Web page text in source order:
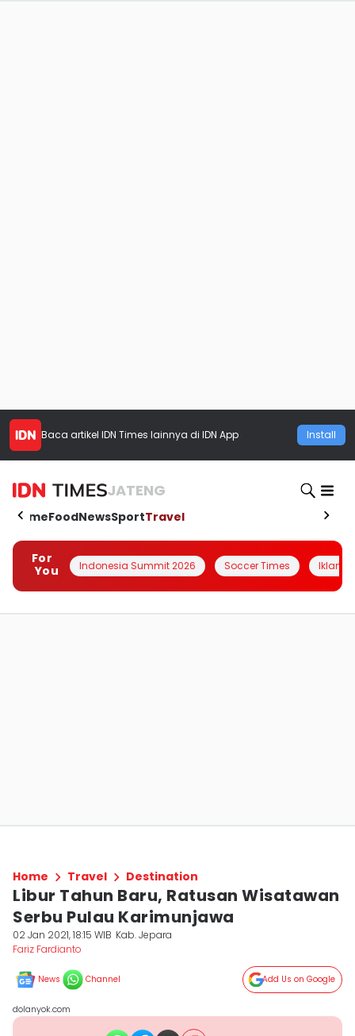
Baca artikel IDN Times lainnya di IDN App Install
JATENG
HomeFoodNewsSportTravel
For
You
Indonesia Summit 2026 Soccer Times Iklanin
Home Travel Destination
Libur Tahun Baru, Ratusan Wisatawan
Serbu Pulau Karimunjawa
02 Jan 2021, 18:15 WIB Kab. Jepara
Fariz Fardianto
News Channel Add Us on Google
dolanyok.com